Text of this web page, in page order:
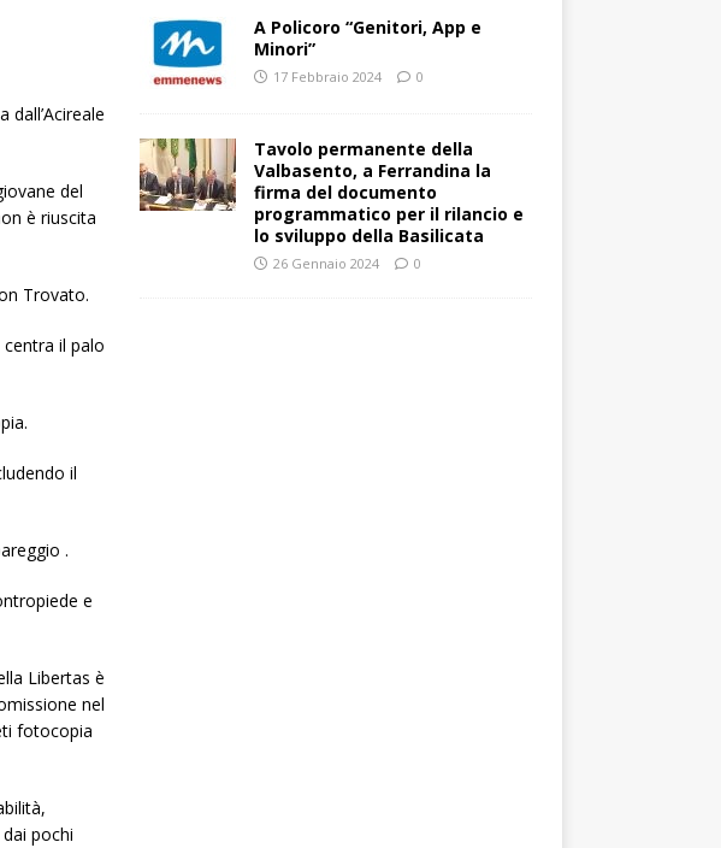
del
è riuscita
Trovato.
il palo
il
.
e
Libertas è
nel
fotocopia
pochi
A Policoro “Genitori, App e
Minori”
17 Febbraio 2024 0
Tavolo permanente della
Valbasento, a Ferrandina la
firma del documento
programmatico per il rilancio e
lo sviluppo della Basilicata
26 Gennaio 2024 0